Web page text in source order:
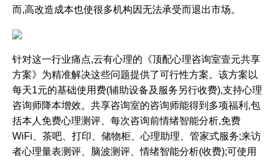
而,高改造成本也使很多机构因无法承受而退出市场。
针对这一行业痛点,云有心理的《顶配心理咨询室壹元共享
方案》为精准解决这些问题提供了可行性方案。该方案以
每天1元的基础使用费(辅助设备及服务另行收费),支持心理
咨询师降本增效。共享咨询室的咨询师能得到多项福利,包
括本人免费心理测评、每次咨询前情绪智能分析,免费
WiFi、茶吧、打印、储物柜、心理助理、管家式服务;来访
者心理量表测评、脑波测评、情绪智能分析(收费);可使用